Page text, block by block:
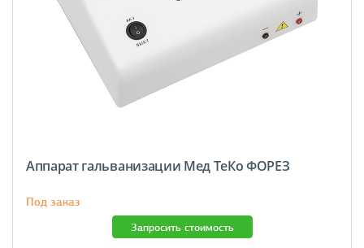
Аппарат гальванизации Мед ТеКо ФОРЕЗ
Под заказ
Запросить стоимость